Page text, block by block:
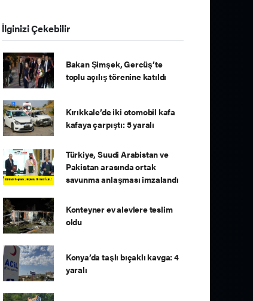
İlginizi Çekebilir
Bakan Şimşek, Gercüş’te
toplu açılış törenine katıldı
Kırıkkale’de iki otomobil kafa
kafaya çarpıştı: 5 yaralı
Türkiye, Suudi Arabistan ve
Pakistan arasında ortak
savunma anlaşması imzalandı
Konteyner ev alevlere teslim
oldu
Konya’da taşlı bıçaklı kavga: 4
yaralı